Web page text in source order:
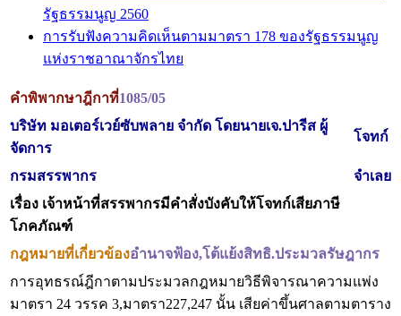
รัฐธรรมนูญ 2560
การรับฟังความคิดเห็นตามมาตรา 178 ของรัฐธรรมนูญ
แห่งราชอาณาจักรไทย
คำพิพากษาฎีกาที่1085/05
บริษัท มอเตอร์เวย์ซับพลาย จำกัด โดยนายเจ.ปารีส ผู้
จัดการ
โจทก์
กรมสรรพากร
จำเลย
เรื่อง เจ้าหน้าที่สรรพากรมีคำสั่งบังคับให้โจทก์เสียภาษี
โภคภัณฑ์
กฎหมายที่เกี่ยวข้องอำนาจฟ้อง,โต้แย้งสิทธิ.ประมวลรัษฎากร
การอุทธรณ์ฎีกาตามประมวลกฎหมายวิธีพิจารณาความแพ่ง
มาตรา 24 วรรค 3,มาตรา227,247 นั้น เสียค่าขึ้นศาลตามตาราง